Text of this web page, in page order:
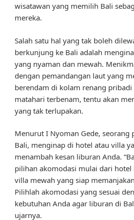
wisatawan yang memilih Bali
mereka.
Salah satu hal yang tak boleh
berkunjung ke Bali adalah
yang nyaman dan mewah.
dengan pemandangan laut yang
berendam di kolam renang
matahari terbenam, tentu akan
yang tak terlupakan.
Menurut I Nyoman Gede, seorang
Bali, menginap di hotel atau villa
menambah kesan liburan Anda.
pilihan akomodasi mulai dari
villa mewah yang siap
Pilihlah akomodasi yang sesuai
kebutuhan Anda agar liburan di
ujarnya.